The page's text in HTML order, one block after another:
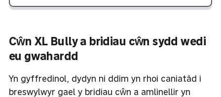
Cŵn XL Bully a bridiau cŵn sydd wedi
eu gwahardd
Yn gyffredinol, dydyn ni ddim yn rhoi caniatâd i
breswylwyr gael y bridiau cŵn a amlinellir yn